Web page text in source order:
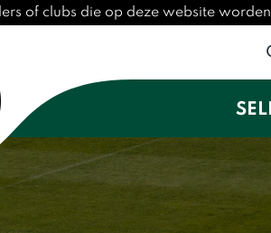
of clubs die op deze website